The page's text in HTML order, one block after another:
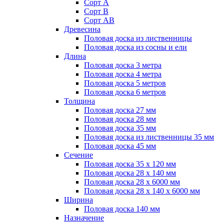
Сорт А
Сорт В
Сорт АВ
Древесина
Половая доска из лиственницы
Половая доска из сосны и ели
Длина
Половая доска 3 метра
Половая доска 4 метра
Половая доска 5 метров
Половая доска 6 метров
Толщина
Половая доска 27 мм
Половая доска 28 мм
Половая доска 35 мм
Половая доска из лиственницы 35 мм
Половая доска 45 мм
Сечение
Половая доска 35 х 120 мм
Половая доска 28 х 140 мм
Половая доска 28 х 6000 мм
Половая доска 28 х 140 х 6000 мм
Ширина
Половая доска 140 мм
Назначение